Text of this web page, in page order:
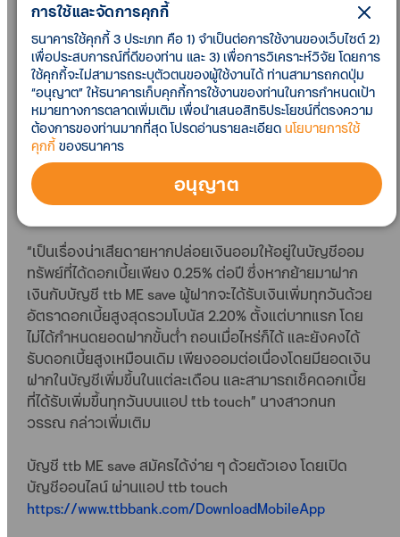
ดอกเบี้ยพร้อมโบนัสสูงสุด เป็น 2.20% ต่อปี
โดยเริ่มมีผล
ตั้งแต่วันที่ 1 ตุลาคม 2566 นี้ เป็นต้นไป ซึ่งให้อัตรา
ดอกเบี้ยสูงกว่าบัญชีเงินฝากออมทรัพย์ทั่วไปถึง 8.8 เท่า
สำหรับอัตราดอกเบี้ยใหม่นี้ บัญชี ttb ME save ที่มียอดเงิน
ฝากน้อยกว่าหรือเท่ากับ 100,000 บาท รับดอกเบี้ยสูงสุด
รวมโบนัส 2.20% ต่อปี และยอดเงินฝากในบัญชีมากกว่า
100,000 บาท แต่ไม่เกิน 1 ล้านบาท รับดอกเบี้ยสูงสุดรวม
โบนัส 1.60% ต่อปี ส่วนเงินฝากที่เกิน 1 ล้านบาทขึ้นไป รับ
ดอกเบี้ยสูงสุดรวมโบนัส 1.20% ต่อป
“เป็นเรื่องน่าเสียดายหากปล่อยเงินออมให้อยู่ในบัญชีออม
ทรัพย์ที่ได้ดอกเบี้ยเพียง 0.25% ต่อปี ซึ่งหากย้ายมาฝาก
เงินกับบัญชี ttb ME save ผู้ฝากจะได้รับเงินเพิ่มทุกวันด้วย
อัตราดอกเบี้ยสูงสุดรวมโบนัส 2.20% ตั้งแต่บาทแรก โดย
ไม่ได้กำหนดยอดฝากขั้นต่ำ ถอนเมื่อไหร่ก็ได้ และยังคงได้
รับดอกเบี้ยสูงเหมือนเดิม เพียงออมต่อเนื่องโดยมียอดเงิน
ฝากในบัญชีเพิ่มขึ้นในแต่ละเดือน และสามารถเช็คดอกเบี้ย
ที่ได้รับเพิ่มขึ้นทุกวันบนแอป ttb touch” นางสาวกนก
วรรณ กล่าวเพิ่มเติม
บัญชี ttb ME save สมัครได้ง่าย ๆ ด้วยตัวเอง โดยเปิด
บัญชีออนไลน์ ผ่านแอป ttb touch
https://www.ttbbank.com/DownloadMobileApp
การใช้และจัดการคุกกี้
ธนาคารใช้คุกกี้ 3 ประเภท คือ 1) จำเป็นต่อการใช้งานของเว็บไซต์ 2)
เพื่อประสบการณ์ที่ดีของท่าน และ 3) เพื่อการวิเคราะห์วิจัย โดยการ
ใช้คุกกี้จะไม่สามารถระบุตัวตนของผู้ใช้งานได้ ท่านสามารถกดปุ่ม
“อนุญาต” ให้ธนาคารเก็บคุกกี้การใช้งานของท่านในการกำหนดเป้า
หมายทางการตลาดเพิ่มเติม เพื่อนำเสนอสิทธิประโยชน์ที่ตรงความ
ต้องการของท่านมากที่สุด โปรดอ่านรายละเอียด นโยบายการใช้
คุกกี้ ของธนาคาร
อนุญาต